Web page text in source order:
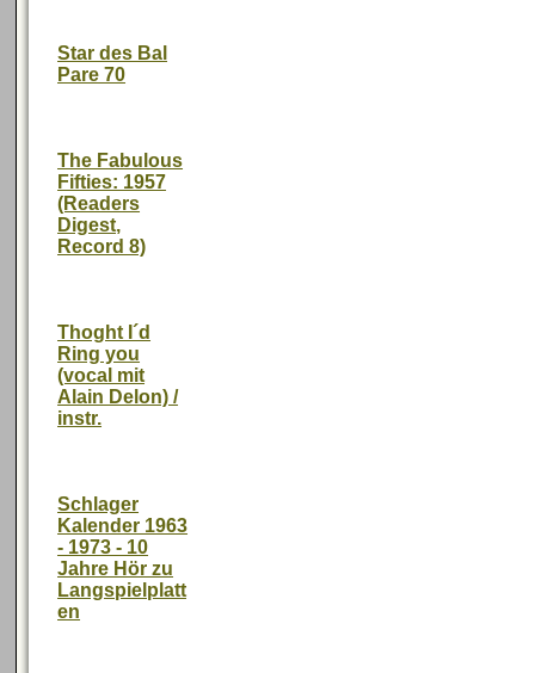
Star des Bal
Pare 70
The Fabulous
Fifties: 1957
(Readers
Digest,
Record 8)
Thoght I´d
Ring you
(vocal mit
Alain Delon) /
instr.
Schlager
Kalender 1963
- 1973 - 10
Jahre Hör zu
Langspielplatt
en